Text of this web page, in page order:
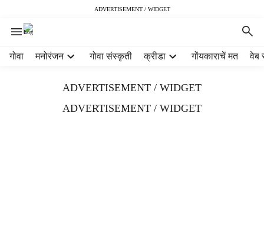
ADVERTISEMENT / WIDGET
गोवा मनोरंजन गोवा संस्कृती क्रीडा गोंयकाराचें मत वेब
ADVERTISEMENT / WIDGET
ADVERTISEMENT / WIDGET